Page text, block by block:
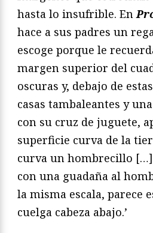
hasta lo insufrible. En
hace a sus padres un
escoge porque le
margen superior del
oscuras y, debajo de
casas tambaleantes y
con su cruz de juguete,
superficie curva de la
curva un hombrecillo
con una guadaña al
la misma escala, parece
cuelga cabeza abajo.’